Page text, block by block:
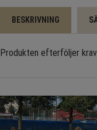
BESKRIVNING
Produkten efterföljer